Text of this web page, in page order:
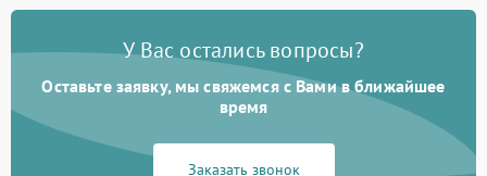
У Вас остались вопросы?
Оставьте заявку, мы свяжемся с Вами в ближайшее
время
Заказать звонок